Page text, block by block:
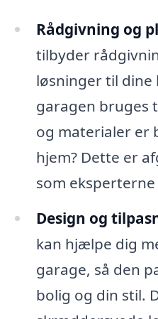
Rådgivning og
tilbyder
løsninger til dine
garagen bruges
og materialer er
hjem? Dette er
som
Design og
kan hjælpe dig
garage, så den
bolig og din stil.